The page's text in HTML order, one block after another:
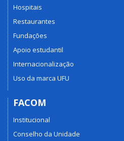
Hospitais
Restaurantes
Fundações
Apoio estudantil
Internacionalização
Uso da marca UFU
FACOM
Institucional
Conselho da Unidade